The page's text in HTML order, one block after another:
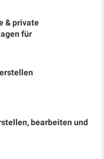
& private
für
bearbeiten und